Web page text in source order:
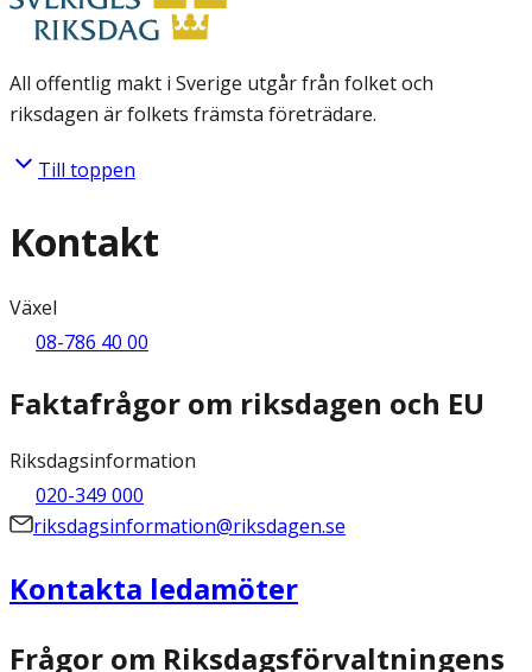
All offentlig makt i Sverige utgår från folket och
riksdagen är folkets främsta företrädare.
Till toppen
Kontakt
Växel
08-786 40 00
Faktafrågor om riksdagen och EU
Riksdagsinformation
020-349 000
riksdagsinformation@riksdagen.se
Kontakta ledamöter
Frågor om Riksdagsförvaltningens